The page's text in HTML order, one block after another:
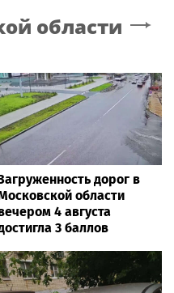
области
дорог в
области
4 августа
3 баллов